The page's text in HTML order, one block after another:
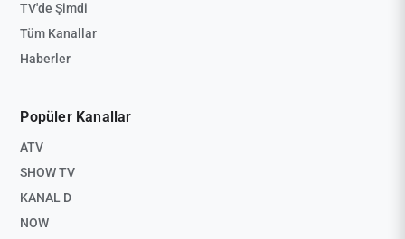
TV'de Şimdi
Tüm Kanallar
Haberler
Popüler Kanallar
ATV
SHOW TV
KANAL D
NOW